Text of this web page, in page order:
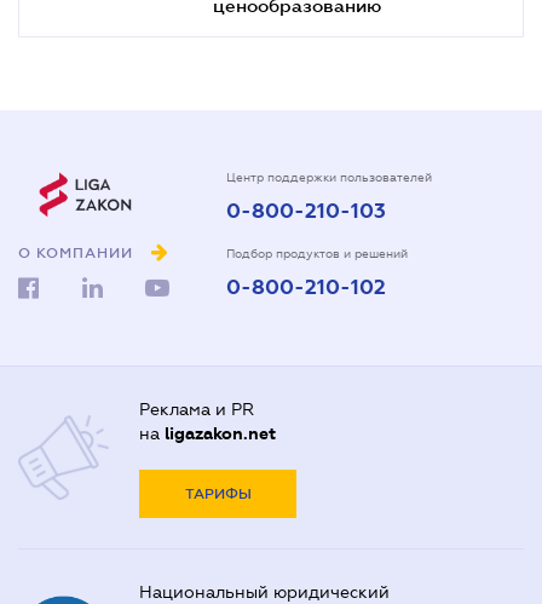
ценообразованию
О КОМПАНИИ
Центр поддержки пользователей
0-800-210-103
Подбор продуктов и решений
0-800-210-102
Реклама и PR
на ligazakon.net
ТАРИФЫ
Национальный юридический